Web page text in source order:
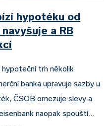
hypotéku od
a RB
trh několik
banka upravuje sazby u
ČSOB omezuje slevy a
naopak spouští…